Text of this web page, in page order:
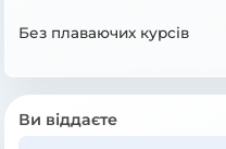
Без плаваючих курсів
Ви віддаєте